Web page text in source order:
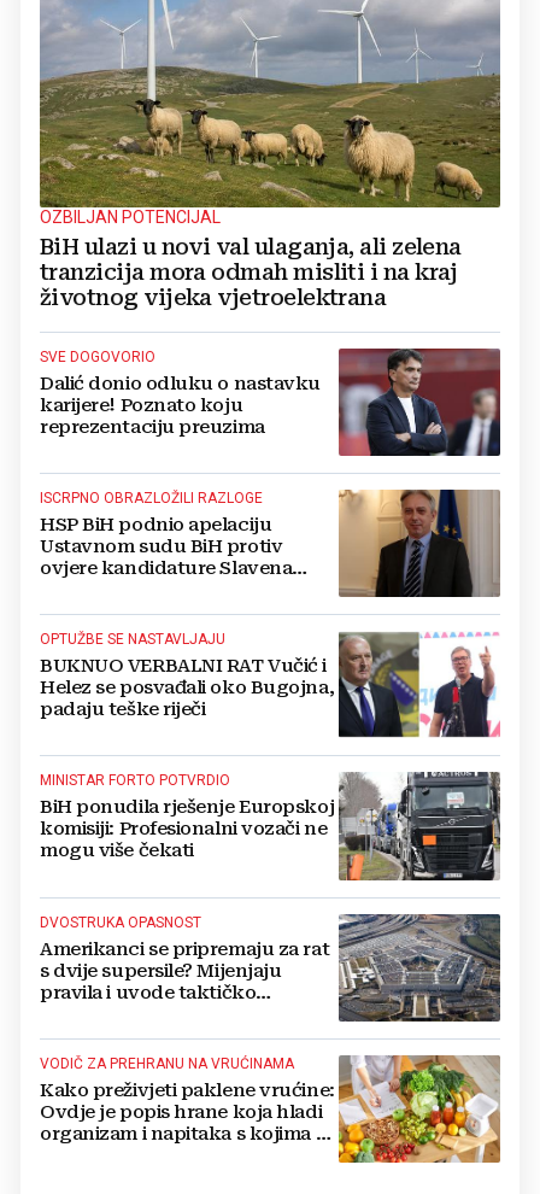
OZBILJAN POTENCIJAL
BiH ulazi u novi val ulaganja, ali zelena
tranzicija mora odmah misliti i na kraj
životnog vijeka vjetroelektrana
SVE DOGOVORIO
Dalić donio odluku o nastavku
karijere! Poznato koju
reprezentaciju preuzima
ISCRPNO OBRAZLOŽILI RAZLOGE
HSP BiH podnio apelaciju
Ustavnom sudu BiH protiv
ovjere kandidature Slavena
OPTUŽBE SE NASTAVLJAJU
BUKNUO VERBALNI RAT Vučić i
Helez se posvađali oko Bugojna,
padaju teške riječi
MINISTAR FORTO POTVRDIO
BiH ponudila rješenje Europskoj
komisiji: Profesionalni vozači ne
mogu više čekati
DVOSTRUKA OPASNOST
Amerikanci se pripremaju za rat
s dvije supersile? Mijenjaju
pravila i uvode taktičko
VODIČ ZA PREHRANU NA VRUĆINAMA
Kako preživjeti paklene vrućine:
Ovdje je popis hrane koja hladi
organizam i napitaka s kojima si